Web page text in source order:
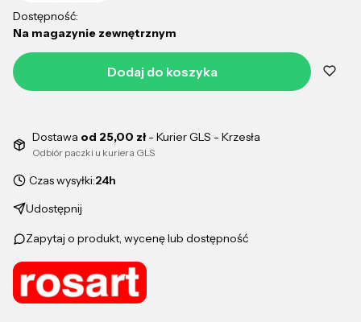
Dostępność:
Na magazynie zewnętrznym
Dodaj do koszyka
Dostawa od 25,00 zł- Kurier GLS - Krzesła
Odbiór paczki u kuriera GLS
Czas wysyłki:24h
Udostępnij
Zapytaj o produkt, wycenę lub dostępność